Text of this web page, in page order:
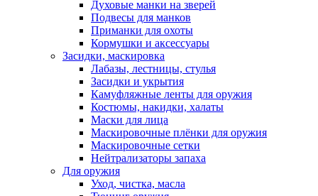
Духовые манки на зверей
Подвесы для манков
Приманки для охоты
Кормушки и аксессуары
Засидки, маскировка
Лабазы, лестницы, стулья
Засидки и укрытия
Камуфляжные ленты для оружия
Костюмы, накидки, халаты
Маски для лица
Маскировочные плёнки для оружия
Маскировочные сетки
Нейтрализаторы запаха
Для оружия
Уход, чистка, масла